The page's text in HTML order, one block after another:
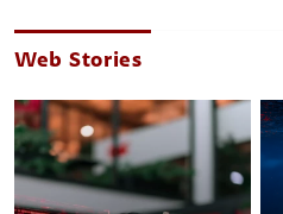
Web Stories